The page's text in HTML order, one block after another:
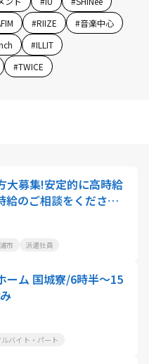
#RIIZE #音楽中心
#ILLIT
#TWICE
大募集!安定的に高時給
のご相談をください!/
市 派遣社員
ーム 国城寮/6時半～15
ルバイト・パート